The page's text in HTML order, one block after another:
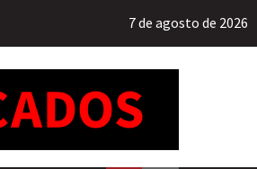
7 de agosto de 2026